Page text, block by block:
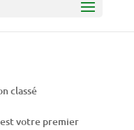
classé
est votre premier